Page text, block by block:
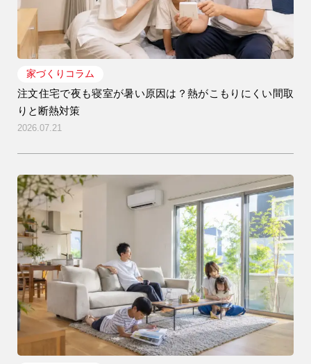
家づくりコラム
注文住宅で夜も寝室が暑い原因は？熱がこもりにくい間取
りと断熱対策
2026.07.21